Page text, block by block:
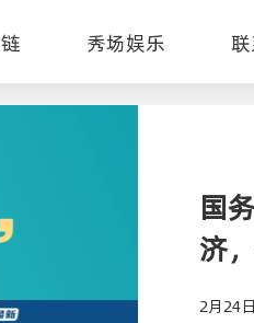
秀场娱乐
国
济
2月24